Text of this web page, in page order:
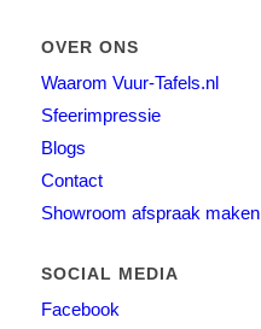
OVER ONS
Waarom Vuur-Tafels.nl
Sfeerimpressie
Blogs
Contact
Showroom afspraak maken
SOCIAL MEDIA
Facebook